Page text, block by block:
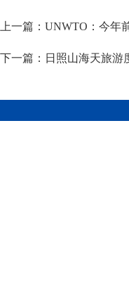
上一篇： UNWTO：今年
下一篇： 日照山海天旅游